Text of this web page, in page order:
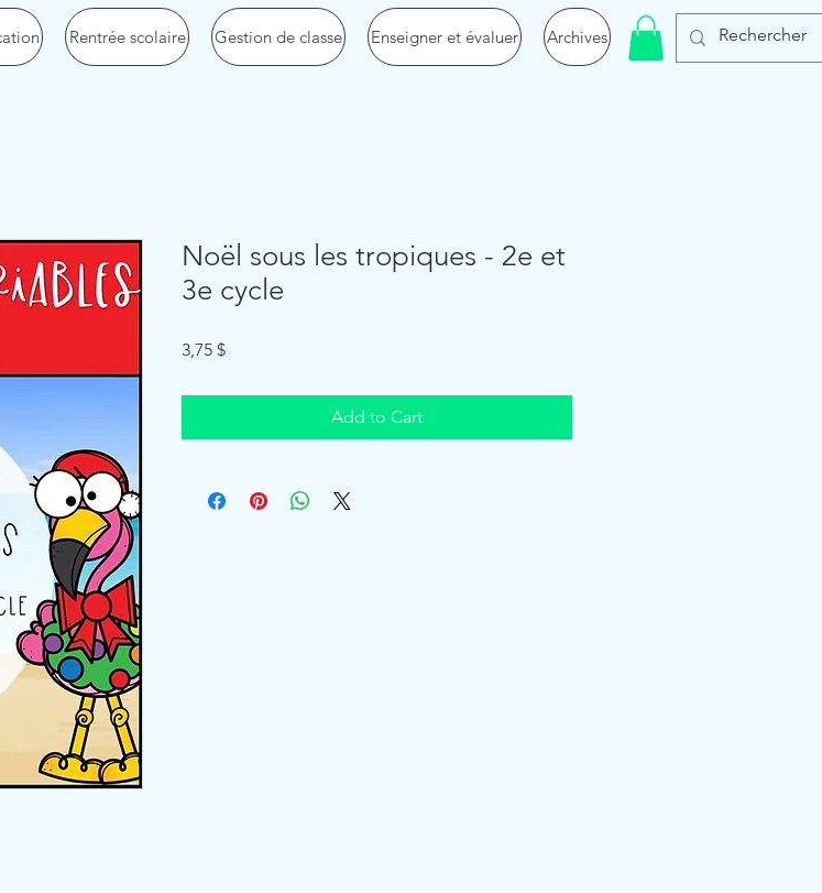
Rentrée scolaire Gestion de classe Enseigner et évaluer Archives
Noël sous les tropiques - 2e et
3e cycle
3,75 $Price
Add to Cart